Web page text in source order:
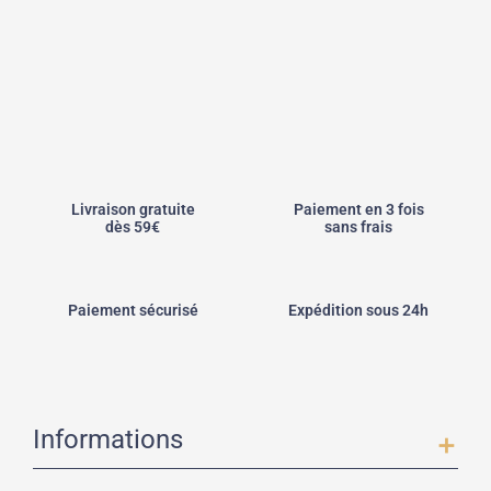
Livraison gratuite
dès 59€
Paiement en 3 fois
sans frais
Paiement sécurisé Expédition sous 24h
Informations add